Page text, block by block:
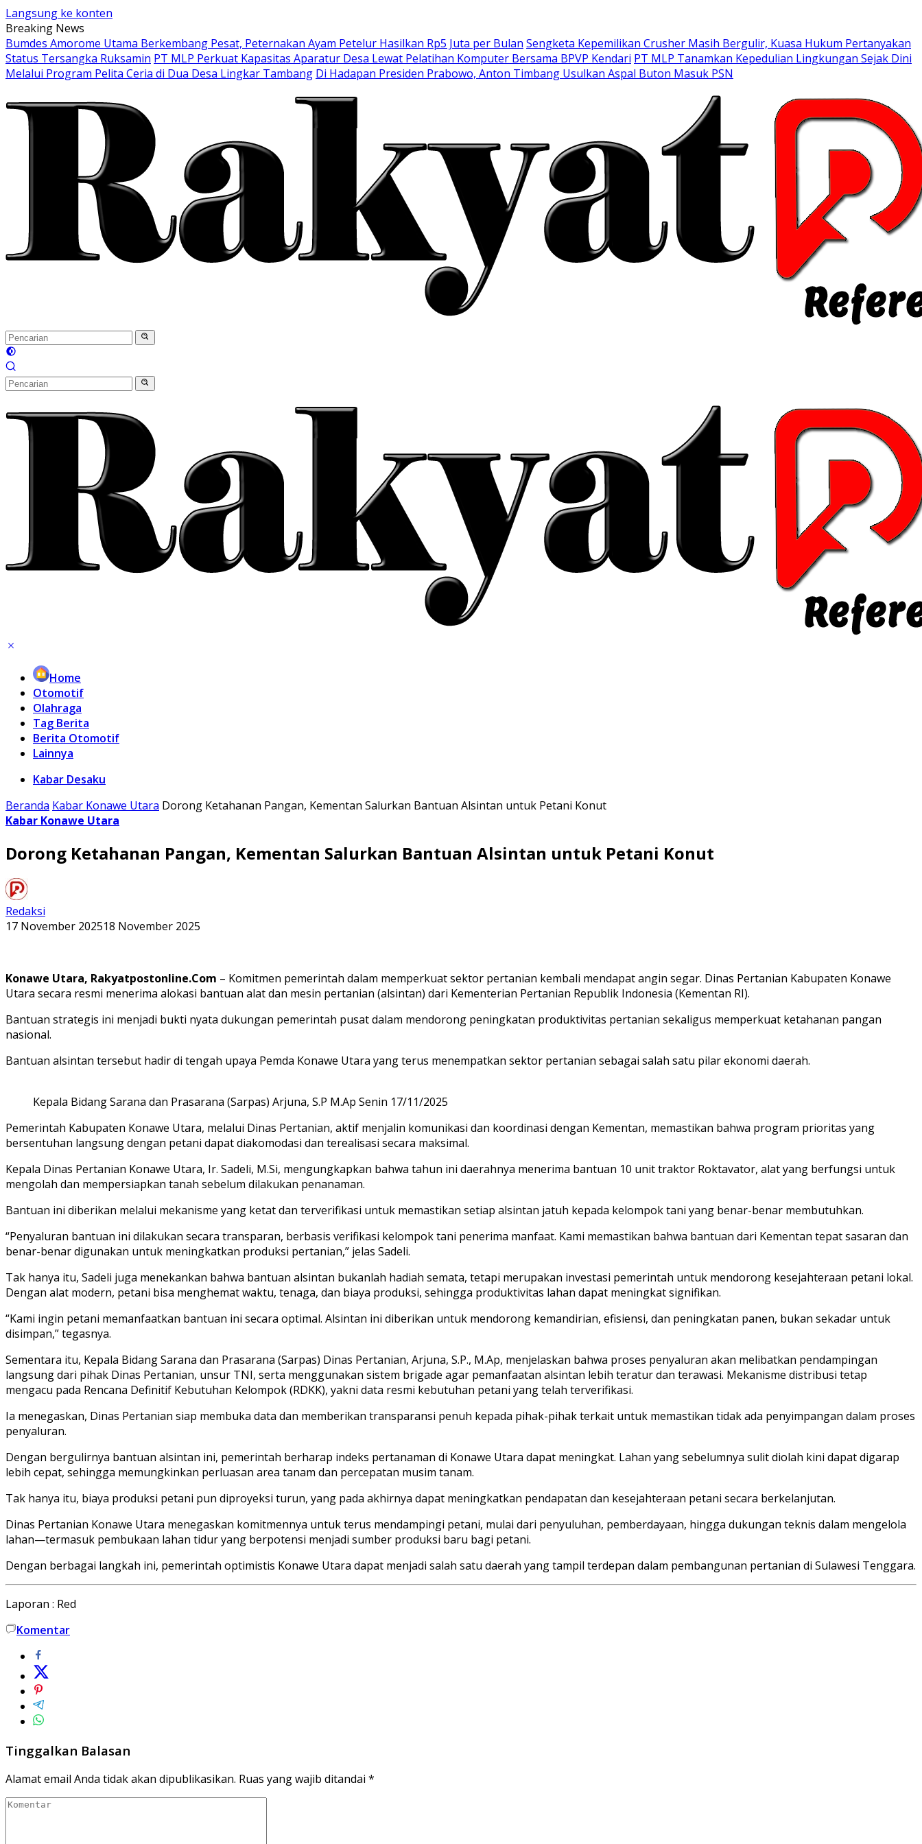
Langsung ke konten
Breaking News
Bumdes Amorome Utama Berkembang Pesat, Peternakan Ayam Petelur Hasilkan Rp5 Juta per Bulan Sengketa Kepemilikan Crusher Masih Bergulir, Kuasa Hukum Pertanyakan
Status Tersangka Ruksamin PT MLP Perkuat Kapasitas Aparatur Desa Lewat Pelatihan Komputer Bersama BPVP Kendari PT MLP Tanamkan Kepedulian Lingkungan Sejak Dini
Melalui Program Pelita Ceria di Dua Desa Lingkar Tambang Di Hadapan Presiden Prabowo, Anton Timbang Usulkan Aspal Buton Masuk PSN
Home
Otomotif
Olahraga
Tag Berita
Berita Otomotif
Lainnya
Kabar Desaku
Beranda Kabar Konawe Utara Dorong Ketahanan Pangan, Kementan Salurkan Bantuan Alsintan untuk Petani Konut
Kabar Konawe Utara
Dorong Ketahanan Pangan, Kementan Salurkan Bantuan Alsintan untuk Petani Konut
Redaksi
17 November 202518 November 2025
Konawe Utara, Rakyatpostonline.Com – Komitmen pemerintah dalam memperkuat sektor pertanian kembali mendapat angin segar. Dinas Pertanian Kabupaten Konawe
Utara secara resmi menerima alokasi bantuan alat dan mesin pertanian (alsintan) dari Kementerian Pertanian Republik Indonesia (Kementan RI).
Bantuan strategis ini menjadi bukti nyata dukungan pemerintah pusat dalam mendorong peningkatan produktivitas pertanian sekaligus memperkuat ketahanan pangan
nasional.
Bantuan alsintan tersebut hadir di tengah upaya Pemda Konawe Utara yang terus menempatkan sektor pertanian sebagai salah satu pilar ekonomi daerah.
Kepala Bidang Sarana dan Prasarana (Sarpas) Arjuna, S.P M.Ap Senin 17/11/2025
Pemerintah Kabupaten Konawe Utara, melalui Dinas Pertanian, aktif menjalin komunikasi dan koordinasi dengan Kementan, memastikan bahwa program prioritas yang
bersentuhan langsung dengan petani dapat diakomodasi dan terealisasi secara maksimal.
Kepala Dinas Pertanian Konawe Utara, Ir. Sadeli, M.Si, mengungkapkan bahwa tahun ini daerahnya menerima bantuan 10 unit traktor Roktavator, alat yang berfungsi untuk
mengolah dan mempersiapkan tanah sebelum dilakukan penanaman.
Bantuan ini diberikan melalui mekanisme yang ketat dan terverifikasi untuk memastikan setiap alsintan jatuh kepada kelompok tani yang benar-benar membutuhkan.
“Penyaluran bantuan ini dilakukan secara transparan, berbasis verifikasi kelompok tani penerima manfaat. Kami memastikan bahwa bantuan dari Kementan tepat sasaran dan
benar-benar digunakan untuk meningkatkan produksi pertanian,” jelas Sadeli.
Tak hanya itu, Sadeli juga menekankan bahwa bantuan alsintan bukanlah hadiah semata, tetapi merupakan investasi pemerintah untuk mendorong kesejahteraan petani lokal.
Dengan alat modern, petani bisa menghemat waktu, tenaga, dan biaya produksi, sehingga produktivitas lahan dapat meningkat signifikan.
“Kami ingin petani memanfaatkan bantuan ini secara optimal. Alsintan ini diberikan untuk mendorong kemandirian, efisiensi, dan peningkatan panen, bukan sekadar untuk
disimpan,” tegasnya.
Sementara itu, Kepala Bidang Sarana dan Prasarana (Sarpas) Dinas Pertanian, Arjuna, S.P., M.Ap, menjelaskan bahwa proses penyaluran akan melibatkan pendampingan
langsung dari pihak Dinas Pertanian, unsur TNI, serta menggunakan sistem brigade agar pemanfaatan alsintan lebih teratur dan terawasi. Mekanisme distribusi tetap
mengacu pada Rencana Definitif Kebutuhan Kelompok (RDKK), yakni data resmi kebutuhan petani yang telah terverifikasi.
Ia menegaskan, Dinas Pertanian siap membuka data dan memberikan transparansi penuh kepada pihak-pihak terkait untuk memastikan tidak ada penyimpangan dalam proses
penyaluran.
Dengan bergulirnya bantuan alsintan ini, pemerintah berharap indeks pertanaman di Konawe Utara dapat meningkat. Lahan yang sebelumnya sulit diolah kini dapat digarap
lebih cepat, sehingga memungkinkan perluasan area tanam dan percepatan musim tanam.
Tak hanya itu, biaya produksi petani pun diproyeksi turun, yang pada akhirnya dapat meningkatkan pendapatan dan kesejahteraan petani secara berkelanjutan.
Dinas Pertanian Konawe Utara menegaskan komitmennya untuk terus mendampingi petani, mulai dari penyuluhan, pemberdayaan, hingga dukungan teknis dalam mengelola
lahan—termasuk pembukaan lahan tidur yang berpotensi menjadi sumber produksi baru bagi petani.
Dengan berbagai langkah ini, pemerintah optimistis Konawe Utara dapat menjadi salah satu daerah yang tampil terdepan dalam pembangunan pertanian di Sulawesi Tenggara.
Laporan : Red
Komentar
Tinggalkan Balasan
Alamat email Anda tidak akan dipublikasikan. Ruas yang wajib ditandai *